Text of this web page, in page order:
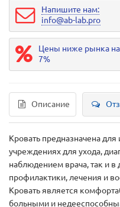
Напишите нам:
info@ab-lab.pro
Цены ниже рынка на
7%
Описание
Кровать предназначена
учреждениях для ухода,
наблюдением врача, так и
профилактики, лечения и
Кровать является
больными и